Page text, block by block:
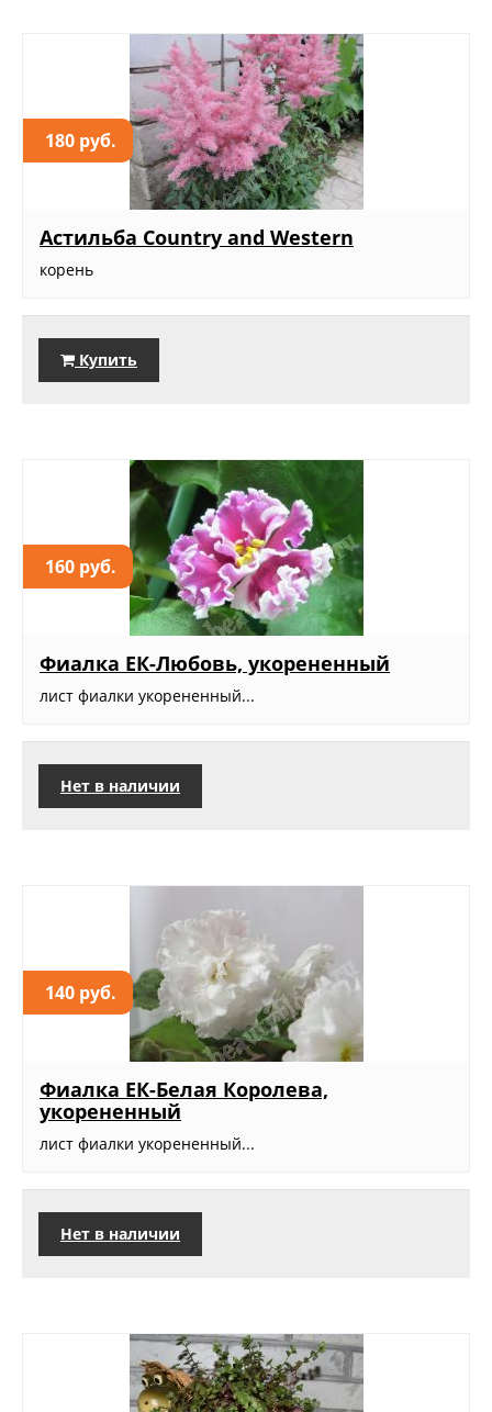
180 руб.
Астильба Country and Western
корень
Купить
160 руб.
Фиалка ЕК-Любовь, укорененный
лист фиалки укорененный...
Нет в наличии
140 руб.
Фиалка ЕК-Белая Королева,
укорененный
лист фиалки укорененный...
Нет в наличии